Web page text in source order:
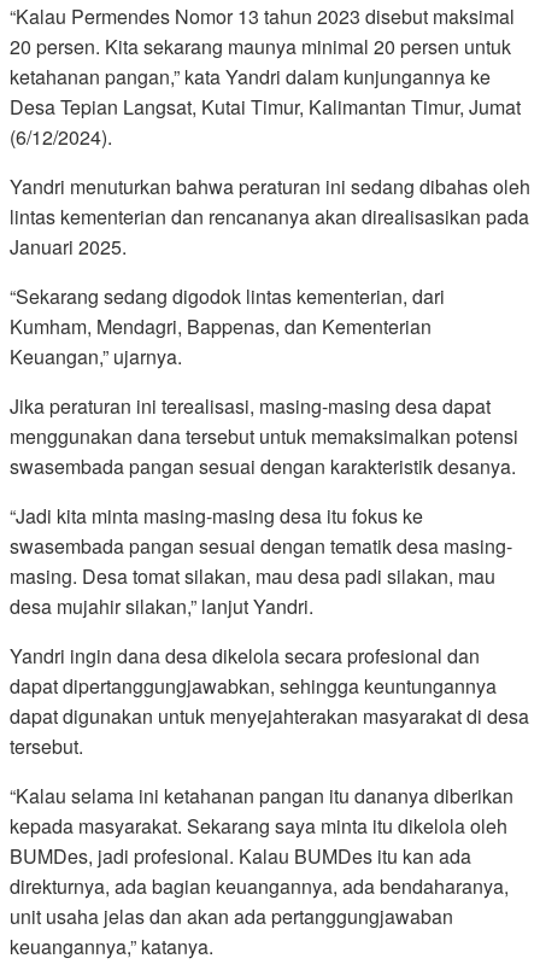
“Kalau Permendes Nomor 13 tahun 2023 disebut maksimal
20 persen. Kita sekarang maunya minimal 20 persen untuk
ketahanan pangan,” kata Yandri dalam kunjungannya ke
Desa Tepian Langsat, Kutai Timur, Kalimantan Timur, Jumat
(6/12/2024).
Yandri menuturkan bahwa peraturan ini sedang dibahas oleh
lintas kementerian dan rencananya akan direalisasikan pada
Januari 2025.
“Sekarang sedang digodok lintas kementerian, dari
Kumham, Mendagri, Bappenas, dan Kementerian
Keuangan,” ujarnya.
Jika peraturan ini terealisasi, masing-masing desa dapat
menggunakan dana tersebut untuk memaksimalkan potensi
swasembada pangan sesuai dengan karakteristik desanya.
“Jadi kita minta masing-masing desa itu fokus ke
swasembada pangan sesuai dengan tematik desa masing-
masing. Desa tomat silakan, mau desa padi silakan, mau
desa mujahir silakan,” lanjut Yandri.
Yandri ingin dana desa dikelola secara profesional dan
dapat dipertanggungjawabkan, sehingga keuntungannya
dapat digunakan untuk menyejahterakan masyarakat di desa
tersebut.
“Kalau selama ini ketahanan pangan itu dananya diberikan
kepada masyarakat. Sekarang saya minta itu dikelola oleh
BUMDes, jadi profesional. Kalau BUMDes itu kan ada
direkturnya, ada bagian keuangannya, ada bendaharanya,
unit usaha jelas dan akan ada pertanggungjawaban
keuangannya,” katanya.